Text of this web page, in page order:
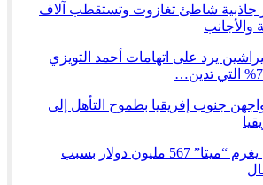
جاذبية شاطئ تغازوت وتستقطب آلاف
والأجانب
يرد على اتهامات أحمد التويزي
جنوب إفريقيا بطموح التأهل إلى
القضاء الأميركي يغرم “ميتا” 567 مليون دولار بسبب